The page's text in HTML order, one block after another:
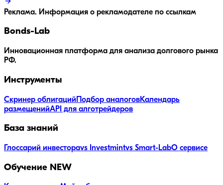
Реклама. Информация о рекламодателе по ссылкам
Bonds-Lab
Инновационная платформа для анализа долгового рынка
РФ.
Инструменты
Скринер облигаций Подбор аналоговКалендарь
размещенийAPI для алготрейдеров
База знаний
Глоссарий инвестораvs Investmintvs Smart-LabО сервисе
Обучение NEW